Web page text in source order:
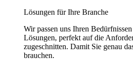
Lösungen für Ihre Branche
Wir passen uns Ihren
Lösungen, perfekt auf die
zugeschnitten. Damit Sie genau
brauchen.